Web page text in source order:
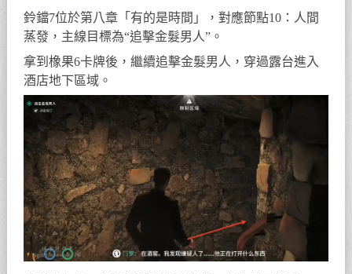
鈴鐺7位於第八章「有的是時間」，對應節點10：人間
蒸發，主線目標為“追擊金髮男人”。
拿到橡果6卡牌後，繼續追擊金髮男人，穿過露台進入
酒店地下區域。